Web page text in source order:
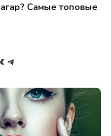
Самые топовые
Telegram